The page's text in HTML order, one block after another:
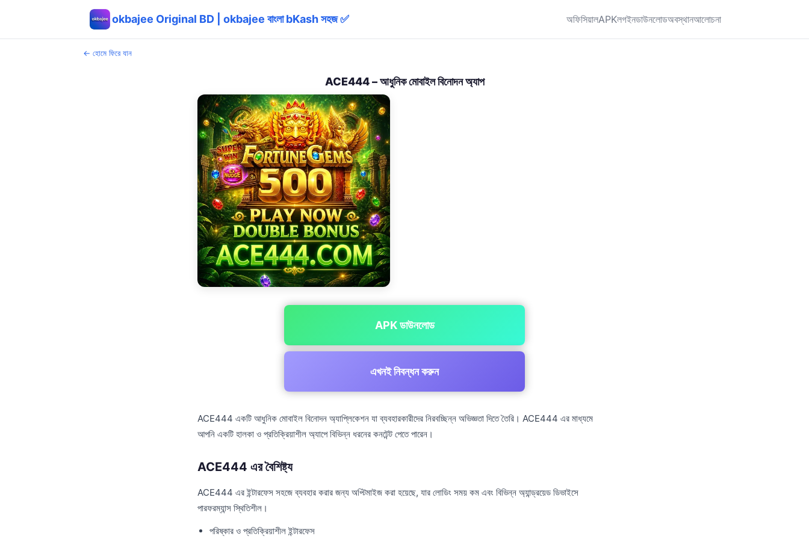
okbajee Original BD | okbajee বাংলা bKash সহজ ✅ অফিসিয়ালAPKলগইনডাউনলোডঅবস্থানআলোচনা
← হোমে ফিরে যান
ACE444 – আধুনিক মোবাইল বিনোদন অ্যাপ
APK ডাউনলোড
এখনই নিবন্ধন করুন
ACE444 একটি আধুনিক মোবাইল বিনোদন অ্যাপ্লিকেশন যা ব্যবহারকারীদের নিরবচ্ছিন্ন অভিজ্ঞতা দিতে তৈরি। ACE444 এর মাধ্যমে
আপনি একটি হালকা ও প্রতিক্রিয়াশীল অ্যাপে বিভিন্ন ধরনের কনটেন্ট পেতে পারেন।
ACE444 এর বৈশিষ্ট্য
ACE444 এর ইন্টারফেস সহজে ব্যবহার করার জন্য অপ্টিমাইজ করা হয়েছে, যার লোডিং সময় কম এবং বিভিন্ন অ্যান্ড্রয়েড ডিভাইসে
পারফরম্যান্স স্থিতিশীল।
পরিষ্কার ও প্রতিক্রিয়াশীল ইন্টারফেস